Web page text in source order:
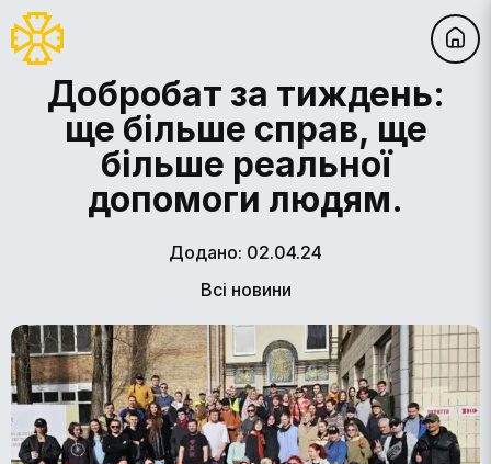
Добробат за тиждень:
ще більше справ, ще
більше реальної
допомоги людям.
Додано: 02.04.24
Всі новини